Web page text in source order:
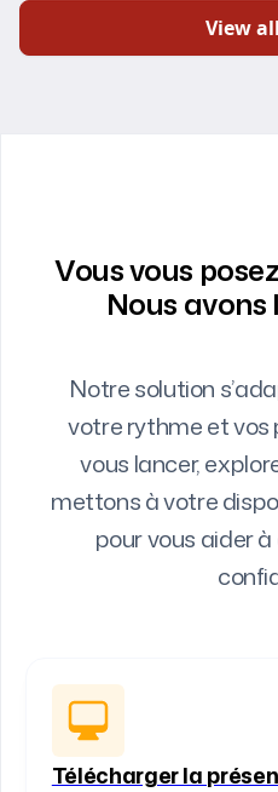
View
Vous vous
Nous avons
Notre solution
votre rythme et
vous lancer,
mettons à votre
pour vous aider
Télécharger la